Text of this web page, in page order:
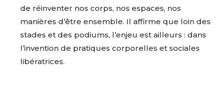
* Champ obligatoire
Statut / Organisation
de réinventer nos corps, nos espaces, nos
manières d’être ensemble. Il affirme que loin des
stades et des podiums, l’enjeu est ailleurs : dans
l’invention de pratiques corporelles et sociales
libératrices.